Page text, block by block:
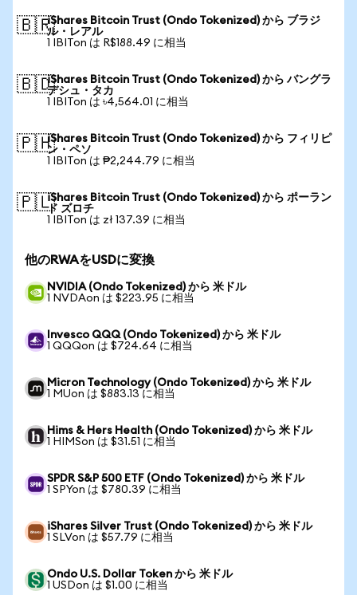
🇧🇷iShares Bitcoin Trust (Ondo Tokenized) から ブラジ
ル・レアル
1 IBITon は R$188.49 に相当
🇧🇩iShares Bitcoin Trust (Ondo Tokenized) から バングラ
デシュ・タカ
1 IBITon は ৳4,564.01 に相当
🇵🇭iShares Bitcoin Trust (Ondo Tokenized) から フィリピ
ン・ペソ
1 IBITon は ₱2,244.79 に相当
🇵🇱iShares Bitcoin Trust (Ondo Tokenized) から ポーラン
ド ズロチ
1 IBITon は zł 137.39 に相当
他のRWAをUSDに変換
NVIDIA (Ondo Tokenized) から 米ドル
1 NVDAon は $223.95 に相当
Invesco QQQ (Ondo Tokenized) から 米ドル
1 QQQon は $724.64 に相当
Micron Technology (Ondo Tokenized) から 米ドル
1 MUon は $883.13 に相当
Hims & Hers Health (Ondo Tokenized) から 米ドル
1 HIMSon は $31.51 に相当
SPDR S&P 500 ETF (Ondo Tokenized) から 米ドル
1 SPYon は $780.39 に相当
iShares Silver Trust (Ondo Tokenized) から 米ドル
1 SLVon は $57.79 に相当
Ondo U.S. Dollar Token から 米ドル
1 USDon は $1.00 に相当